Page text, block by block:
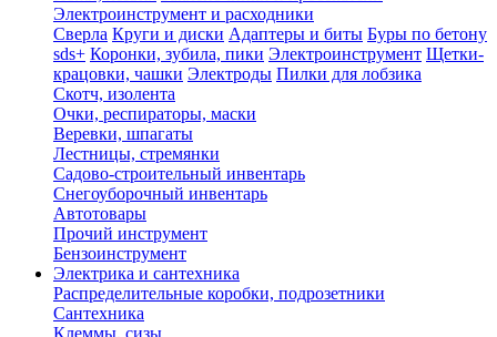
Электроинструмент и расходники
Сверла Круги и диски Адаптеры и биты Буры по бетону
sds+ Коронки, зубила, пики Электроинструмент Щетки-
крацовки, чашки Электроды Пилки для лобзика
Скотч, изолента
Очки, респираторы, маски
Веревки, шпагаты
Лестницы, стремянки
Садово-строительный инвентарь
Снегоуборочный инвентарь
Автотовары
Прочий инструмент
Бензоинструмент
Электрика и сантехника
Распределительные коробки, подрозетники
Сантехника
Клеммы, сизы